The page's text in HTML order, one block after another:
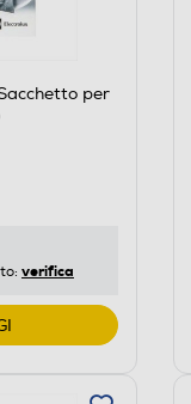
per
verifica